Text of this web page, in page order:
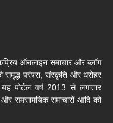
ऑनलाइन समाचार और ब्लॉग
परंपरा, संस्कृति और धरोहर
पोर्टल वर्ष 2013 से लगातार
समसामयिक समाचारों आदि को